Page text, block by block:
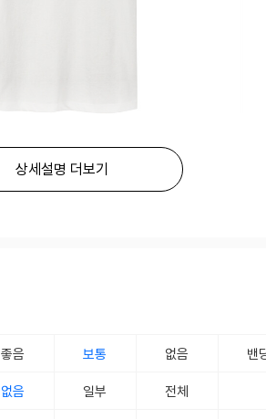
상세설명 더보기
좋음 보통 없음 밴
없음 일부 전체